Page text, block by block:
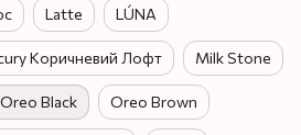
Latte LÚNA
Коричневий Лофт Milk Stone
Oreo Black Oreo Brown